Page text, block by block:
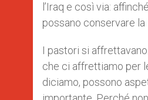
l’Iraq e così via:
possano conservare
I pastori si
che ci affrettiamo per
diciamo, possono